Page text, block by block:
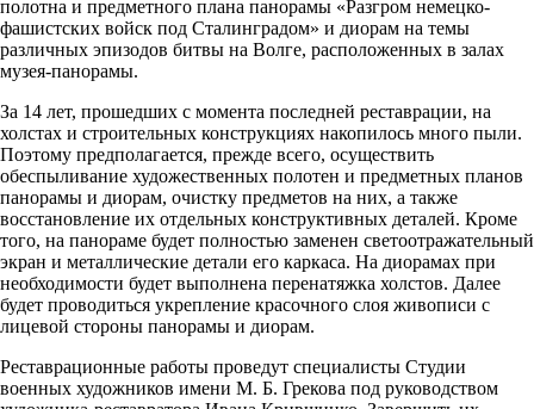
полотна и предметного плана панорамы «Разгром немецко-
фашистских войск под Сталинградом» и диорам на темы
различных эпизодов битвы на Волге, расположенных в залах
музея-панорамы.
За 14 лет, прошедших с момента последней реставрации, на
холстах и строительных конструкциях накопилось много пыли.
Поэтому предполагается, прежде всего, осуществить
обеспыливание художественных полотен и предметных планов
панорамы и диорам, очистку предметов на них, а также
восстановление их отдельных конструктивных деталей. Кроме
того, на панораме будет полностью заменен светоотражательный
экран и металлические детали его каркаса. На диорамах при
необходимости будет выполнена перенатяжка холстов. Далее
будет проводиться укрепление красочного слоя живописи с
лицевой стороны панорамы и диорам.
Реставрационные работы проведут специалисты Студии
военных художников имени М. Б. Грекова под руководством